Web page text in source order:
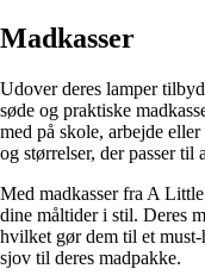
Madkasser
Udover deres lamper
søde og praktiske
med på skole, arbejde
og størrelser, der passer til
Med madkasser fra A
dine måltider i stil. Deres
hvilket gør dem til et
sjov til deres madpakke.